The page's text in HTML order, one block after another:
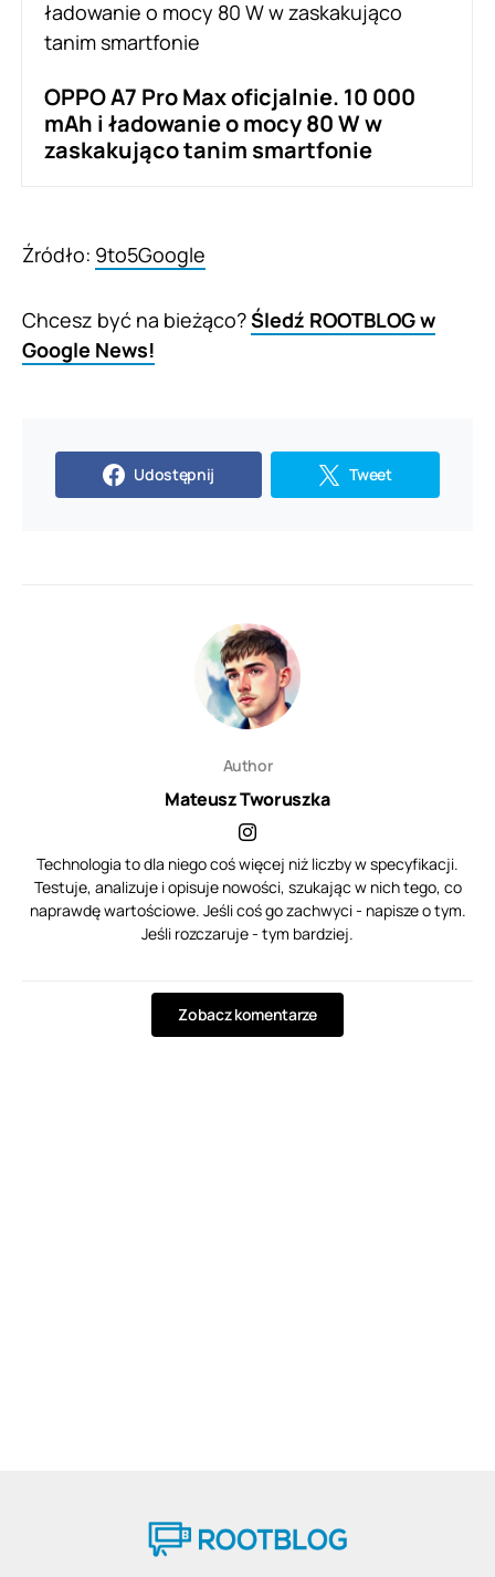
OPPO A7 Pro Max oficjalnie. 10 000
mAh i ładowanie o mocy 80 W w
zaskakująco tanim smartfonie
Źródło: 9to5Google
Chcesz być na bieżąco?Śledź ROOTBLOG w
Google News!
Udostępnij Tweet
Author
Mateusz Tworuszka
Technologia to dla niego coś więcej niż liczby w specyfikacji.
Testuje, analizuje i opisuje nowości, szukając w nich tego, co
naprawdę wartościowe. Jeśli coś go zachwyci - napisze o tym.
Jeśli rozczaruje - tym bardziej.
Zobacz komentarze